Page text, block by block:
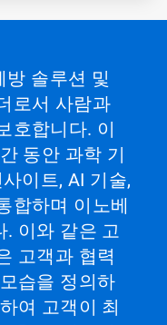
방 솔루션 및
로서 사람과
호합니다. 이
동안 과학 기
이트, AI 기술,
합하며 이노베
. 이와 같은 고
고객과 협력
습을 정의하
여 고객이 최